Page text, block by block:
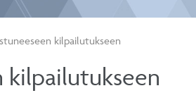
kilpailutukseen
kilpailutukseen